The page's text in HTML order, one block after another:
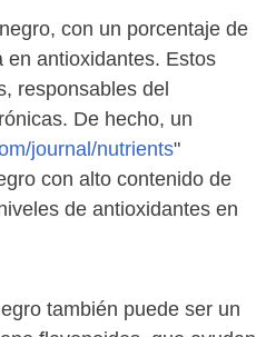
con un porcentaje de
en antioxidantes. Estos
responsables del
De hecho, un
journal/nutrients"
con alto contenido de
de antioxidantes en
también puede ser un